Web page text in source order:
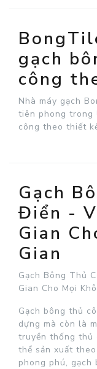
gạch
công
Nhà máy gạch
tiên phong trong
công theo thiết
Gạch
Điển -
Gian
Gian
Gạch Bông Thủ
Gian Cho Mọi
Gạch bông thủ
dựng mà còn là
truyền thống thủ
thể sản xuất
phong phú, gạch